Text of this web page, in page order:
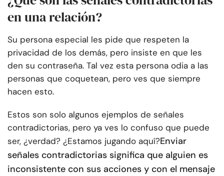
en una relación?
Su persona especial les pide que respeten la
privacidad de los demás, pero insiste en que les
den su contraseña. Tal vez esta persona odia a las
personas que coquetean, pero ves que siempre
hacen esto.
Estos son solo algunos ejemplos de señales
contradictorias, pero ya ves lo confuso que puede
ser, ¿verdad? ¿Estamos jugando aquí?Enviar
señales contradictorias significa que alguien es
inconsistente con sus acciones y con el mensaje